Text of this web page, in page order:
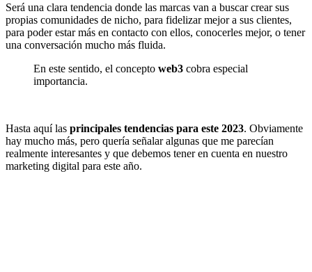
Será una clara tendencia donde las marcas van a buscar crear sus
propias comunidades de nicho, para fidelizar mejor a sus clientes,
para poder estar más en contacto con ellos, conocerles mejor, o tener
una conversación mucho más fluida.
En este sentido, el concepto web3 cobra especial
importancia.
Hasta aquí las principales tendencias para este 2023. Obviamente
hay mucho más, pero quería señalar algunas que me parecían
realmente interesantes y que debemos tener en cuenta en nuestro
marketing digital para este año.